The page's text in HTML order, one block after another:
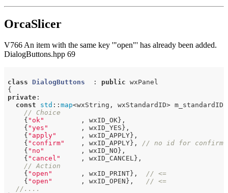
OrcaSlicer
V766 An item with the same key '"open"' has already been added.
DialogButtons.hpp 69
class DialogButtons
  :
public wxPanel
private:
const
std :: map<wxString, wxStandardID>
// Choice
    {
"ok"
         , wxID_OK},
    {
"yes"
        , wxID_YES},
    {
"apply"
      , wxID_APPLY},
    {
"confirm"
    , wxID_APPLY},
// no id for confirm,
    {
"no"
         , wxID_NO},
    {
"cancel"
     , wxID_CANCEL},
// Action
    {
"open"
       , wxID_PRINT},
// <=
    {
"open"
       , wxID_OPEN},
// <=
//....